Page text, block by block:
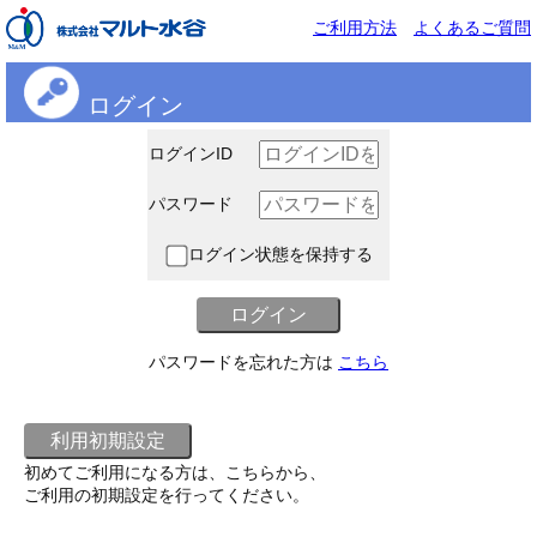
ご利用方法 よくあるご質問
ログイン
ログインID
パスワード
ログイン状態を保持する
パスワードを忘れた方は こちら
初めてご利用になる方は、こちらから、
ご利用の初期設定を行ってください。